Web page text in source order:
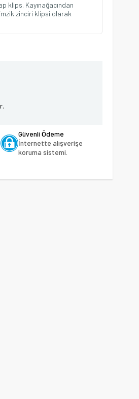
klips. Kayınağacından
zinciri klipsi olarak
Güvenli Ödeme
İnternette alışverişe
koruma sistemi.